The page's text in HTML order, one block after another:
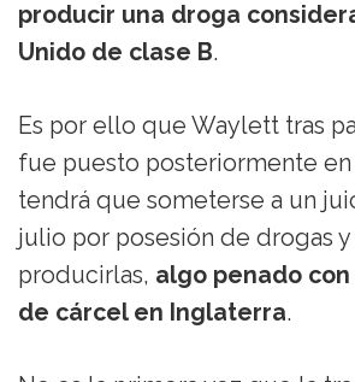
producir una droga
Unido de clase B.
Es por ello que Waylett tras
fue puesto posteriormente
tendrá que someterse a un
julio por posesión de drogas
producirlas, algo penado con
de cárcel en Inglaterra.